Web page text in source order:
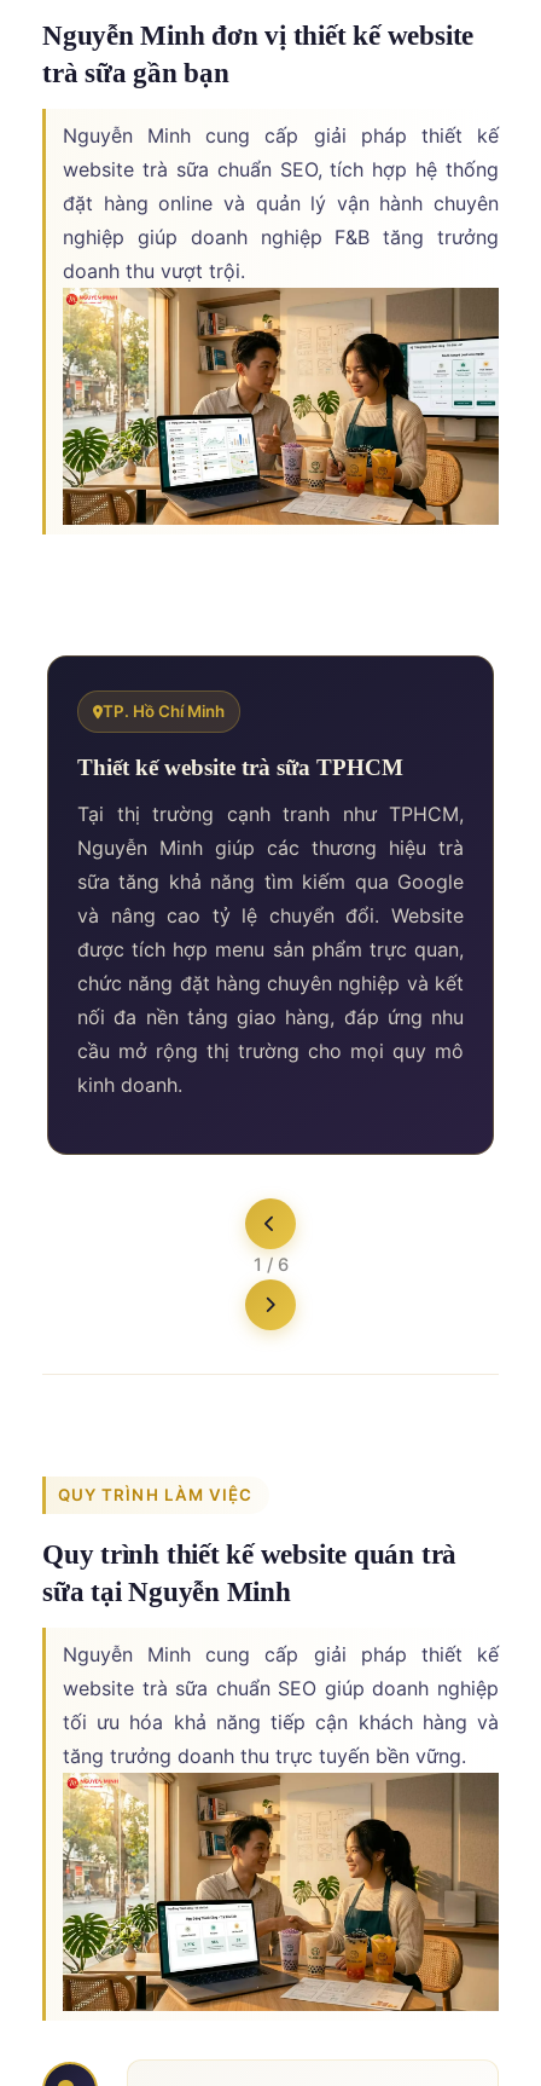
Nguyễn Minh đơn vị thiết kế website
trà sữa gần bạn
Nguyễn Minh cung cấp giải pháp thiết kế
website trà sữa chuẩn SEO, tích hợp hệ thống
đặt hàng online và quản lý vận hành chuyên
nghiệp giúp doanh nghiệp F&B tăng trưởng
doanh thu vượt trội.
TP. Hồ Chí Minh
Thiết kế website trà sữa TPHCM
Tại thị trường cạnh tranh như TPHCM,
Nguyễn Minh giúp các thương hiệu trà
sữa tăng khả năng tìm kiếm qua Google
và nâng cao tỷ lệ chuyển đổi. Website
được tích hợp menu sản phẩm trực quan,
chức năng đặt hàng chuyên nghiệp và kết
nối đa nền tảng giao hàng, đáp ứng nhu
cầu mở rộng thị trường cho mọi quy mô
kinh doanh.
1 / 6
QUY TRÌNH LÀM VIỆC
Quy trình thiết kế website quán trà
sữa tại Nguyễn Minh
Nguyễn Minh cung cấp giải pháp thiết kế
website trà sữa chuẩn SEO giúp doanh nghiệp
tối ưu hóa khả năng tiếp cận khách hàng và
tăng trưởng doanh thu trực tuyến bền vững.